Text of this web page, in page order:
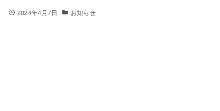
2024年4月7日 お知らせ